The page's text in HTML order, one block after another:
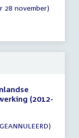
28 november)
(2012-